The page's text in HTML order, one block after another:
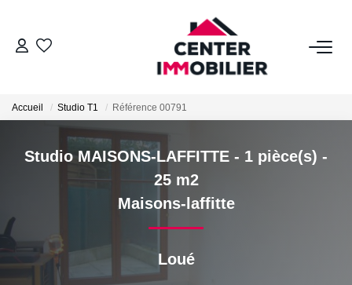
ACHETER
Calculettes Financières
LOUER
Déposer Un Dossier
Accueil Studio T1 Référence 00791
Studio MAISONS-LAFFITTE - 1 pièce(s) -
25 m2
Maisons-laffitte
Loué